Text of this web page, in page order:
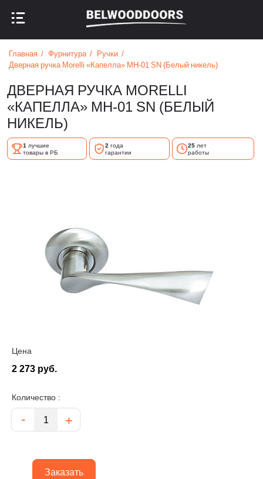
НАЗАД В МЕНЮ
НАЗАД В МЕНЮ
Главная Фурнитура
Ручки
Дверная ручка Morelli «Капелла» MH-01 SN (Белый никель)
ДВЕРНАЯ РУЧКА MORELLI
«КАПЕЛЛА» MH-01 SN (БЕЛЫЙ
НИКЕЛЬ)
1 лучшие
товары в РБ
2 года
гарантии
25лет
работы
Цена
2 273 руб.
Количество :
Количество
- +
Заказать